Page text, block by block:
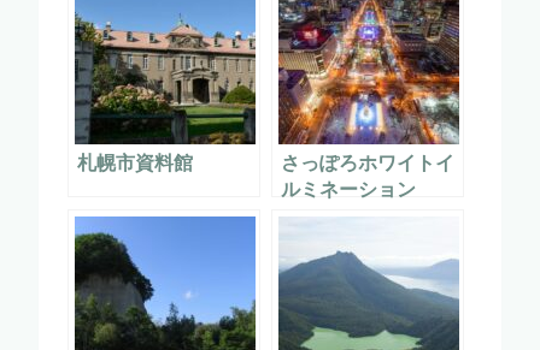
札幌市資料館
さっぽろホワイトイ
ルミネーション